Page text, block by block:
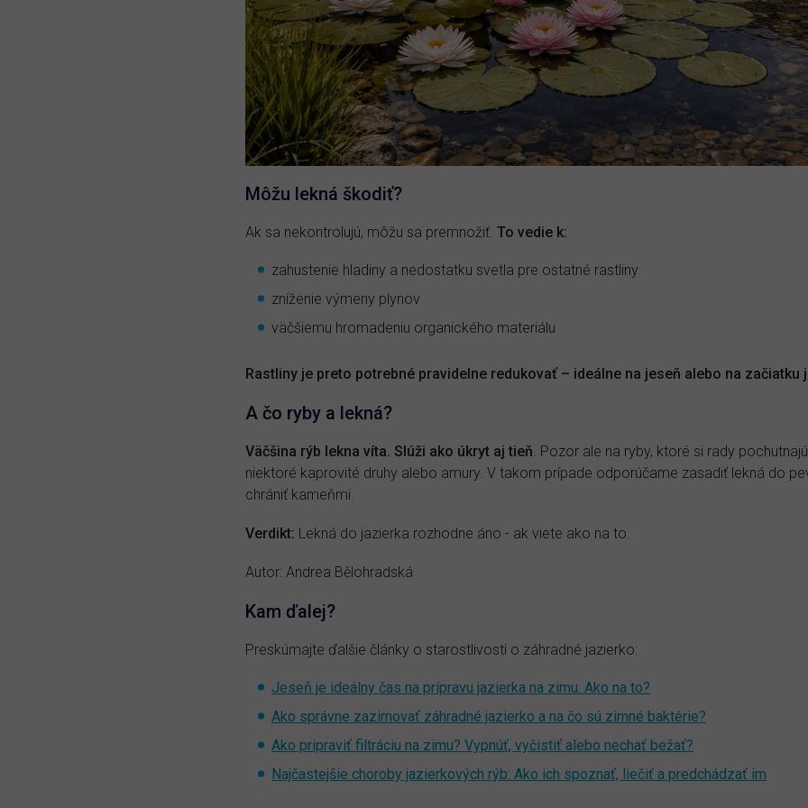
Môžu lekná škodiť?
Ak sa nekontrolujú, môžu sa premnožiť. To vedie k:
zahustenie hladiny a nedostatku svetla pre ostatné rastliny
zníženie výmeny plynov
väčšiemu hromadeniu organického materiálu
Rastliny je preto potrebné pravidelne redukovať – ideálne na jeseň alebo na začiatku
A čo ryby a lekná?
Väčšina rýb lekna víta. Slúži ako úkryt aj tieň. Pozor ale na ryby, ktoré si rady
niektoré kaprovité druhy alebo amury. V takom prípade odporúčame zasadiť lekná do
chrániť kameňmi.
Verdikt: Lekná do jazierka rozhodne áno - ak viete ako na to.
Autor: Andrea Bělohradská
Kam ďalej?
Preskúmajte ďalšie články o starostlivosti o záhradné jazierko:
Jeseň je ideálny čas na prípravu jazierka na zimu. Ako na to?
Ako správne zazimovať záhradné jazierko a na čo sú zimné baktérie?
Ako pripraviť filtráciu na zimu? Vypnúť, vyčistiť alebo nechať bežať?
Najčastejšie choroby jazierkových rýb: Ako ich spoznať, liečiť a predchádzať im